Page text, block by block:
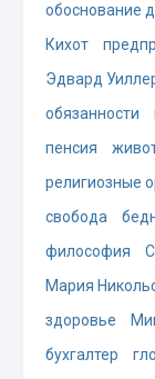
обоснование
Кихот
Эдвард
обязанности
пенсия
религиозные
свобода
философия
Мария
здоровье
бухгалтер